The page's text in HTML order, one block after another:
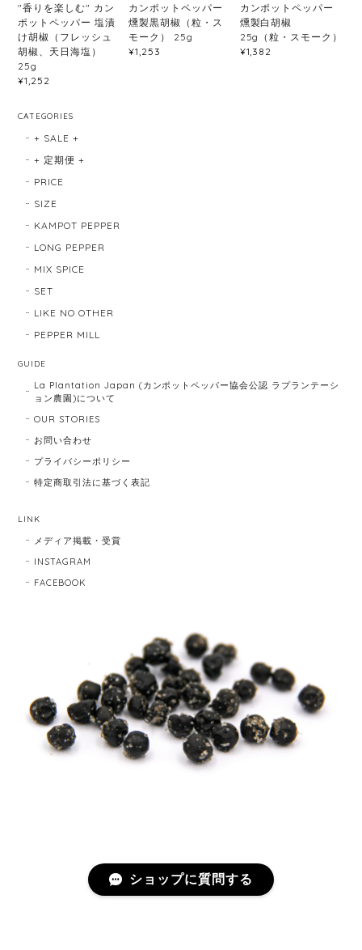
"香りを楽しむ" カン
ポットペッパー 塩漬
け胡椒（フレッシュ
胡椒、天日海塩）
25g
¥1,252
カンポットペッパー
燻製黒胡椒（粒・ス
モーク） 25g
¥1,253
カンポットペッパー
燻製白胡椒
25g（粒・スモーク）
¥1,382
CATEGORIES
+ SALE +
+ 定期便 +
PRICE
SIZE
KAMPOT PEPPER
LONG PEPPER
MIX SPICE
SET
LIKE NO OTHER
PEPPER MILL
GUIDE
La Plantation Japan (カンポットペッパー協会公認 ラプランテーシ
ョン農園)について
OUR STORIES
お問い合わせ
プライバシーポリシー
特定商取引法に基づく表記
LINK
メディア掲載・受賞
INSTAGRAM
FACEBOOK
ショップに質問する